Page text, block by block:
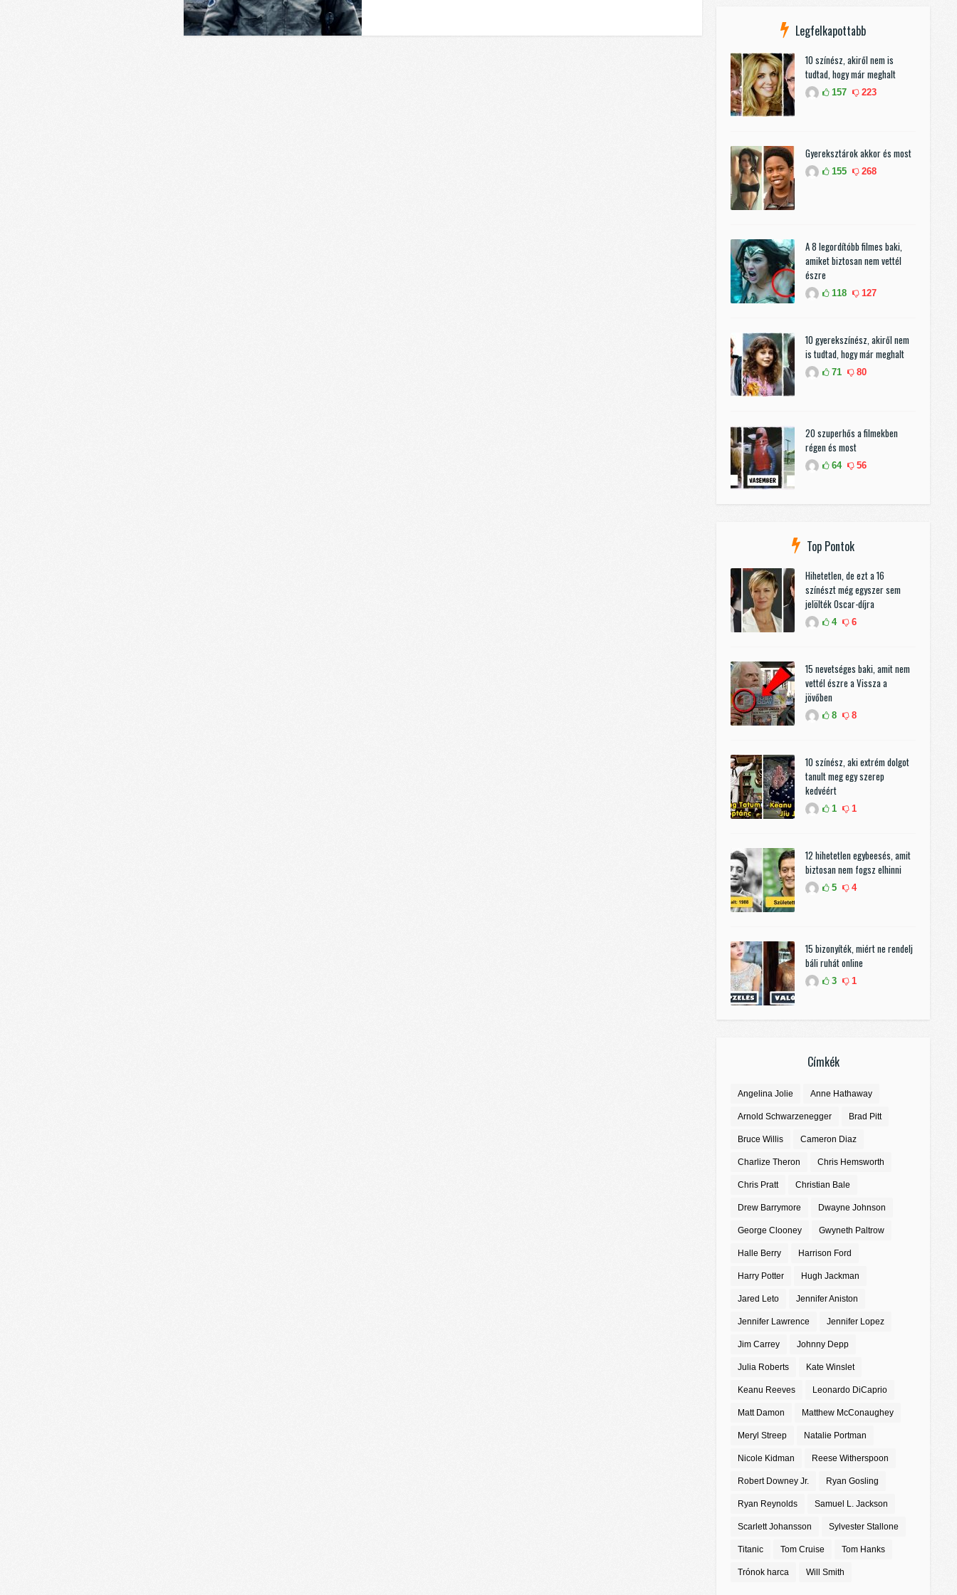
Legfelkapottabb
10 színész, akiről nem is
tudtad, hogy már meghalt
157 223
Gyereksztárok akkor és most
155 268
A 8 legordítóbb filmes baki,
amiket biztosan nem vettél
észre
118 127
10 gyerekszínész, akiről nem
is tudtad, hogy már meghalt
71 80
20 szuperhős a filmekben
régen és most
64 56
Top Pontok
Hihetetlen, de ezt a 16
színészt még egyszer sem
jelölték Oscar-díjra
4 6
15 nevetséges baki, amit nem
vettél észre a Vissza a
jövőben
8 8
10 színész, aki extrém dolgot
tanult meg egy szerep
kedvéért
1 1
12 hihetetlen egybeesés, amit
biztosan nem fogsz elhinni
5 4
15 bizonyíték, miért ne rendelj
báli ruhát online
3 1
Címkék
Angelina Jolie Anne Hathaway
Arnold Schwarzenegger Brad Pitt
Bruce Willis Cameron Diaz
Charlize Theron Chris Hemsworth
Chris Pratt Christian Bale
Drew Barrymore Dwayne Johnson
George Clooney Gwyneth Paltrow
Halle Berry Harrison Ford
Harry Potter Hugh Jackman
Jared Leto Jennifer Aniston
Jennifer Lawrence Jennifer Lopez
Jim Carrey Johnny Depp
Julia Roberts Kate Winslet
Keanu Reeves Leonardo DiCaprio
Matt Damon Matthew McConaughey
Meryl Streep Natalie Portman
Nicole Kidman Reese Witherspoon
Robert Downey Jr. Ryan Gosling
Ryan Reynolds Samuel L. Jackson
Scarlett Johansson Sylvester Stallone
Titanic Tom Cruise Tom Hanks
Trónok harca Will Smith